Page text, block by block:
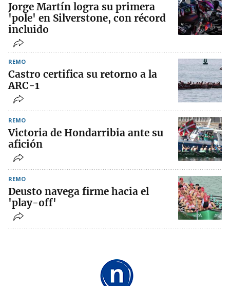
Jorge Martín logra su primera
'pole' en Silverstone, con récord
incluido
REMO
Castro certifica su retorno a la
ARC-1
REMO
Victoria de Hondarribia ante su
afición
REMO
Deusto navega firme hacia el
'play-off'